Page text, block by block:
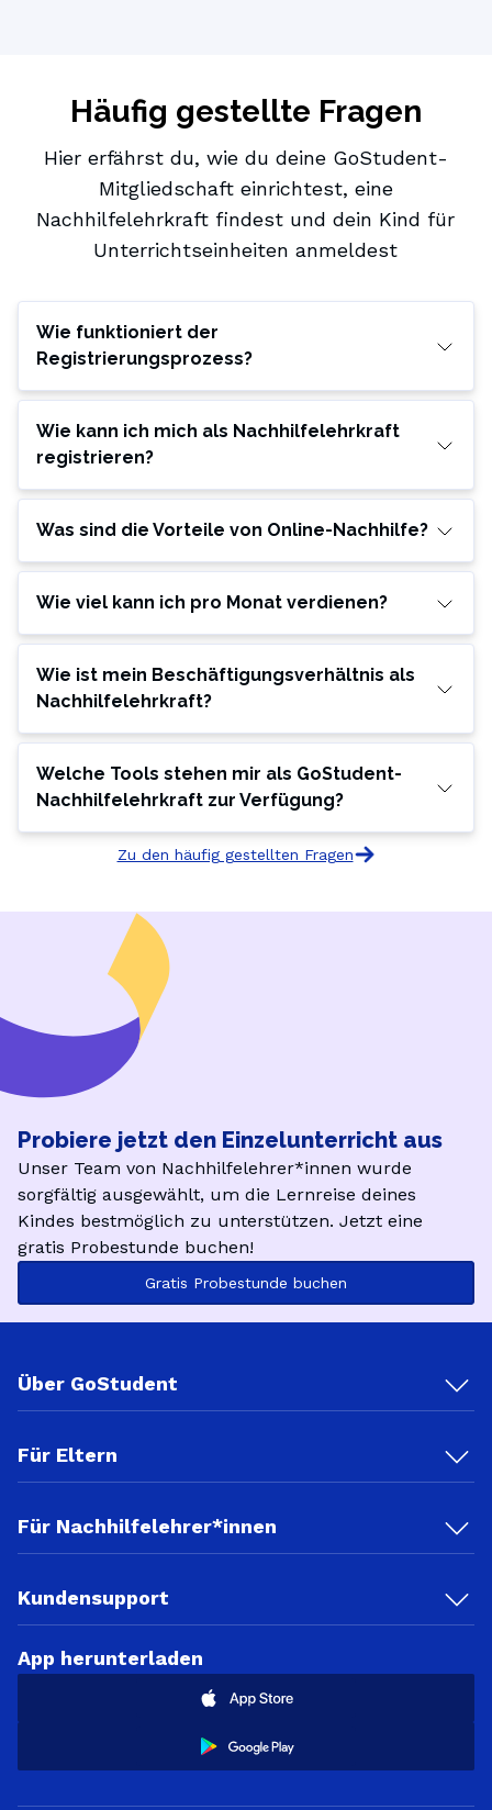
Häufig gestellte Fragen
Hier erfährst du, wie du deine GoStudent-
Mitgliedschaft einrichtest, eine
Nachhilfelehrkraft findest und dein Kind für
Unterrichtseinheiten anmeldest
Wie funktioniert der
Registrierungsprozess?
Wie kann ich mich als Nachhilfelehrkraft
registrieren?
Was sind die Vorteile von Online-Nachhilfe?
Wie viel kann ich pro Monat verdienen?
Wie ist mein Beschäftigungsverhältnis als
Nachhilfelehrkraft?
Welche Tools stehen mir als GoStudent-
Nachhilfelehrkraft zur Verfügung?
Zu den häufig gestellten Fragen
Probiere jetzt den Einzelunterricht aus
Unser Team von Nachhilfelehrer*innen wurde
sorgfältig ausgewählt, um die Lernreise deines
Kindes bestmöglich zu unterstützen. Jetzt eine
gratis Probestunde buchen!
Gratis Probestunde buchen
Über GoStudent
Für Eltern
Für Nachhilfelehrer*innen
Kundensupport
App herunterladen